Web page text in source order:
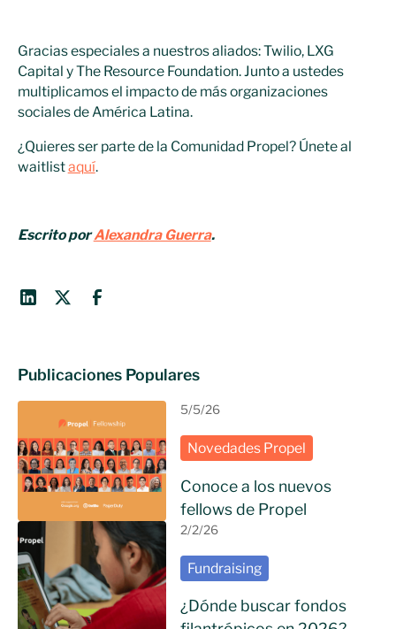
Gracias especiales a nuestros aliados: Twilio, LXG
Capital y The Resource Foundation. Junto a ustedes
multiplicamos el impacto de más organizaciones
sociales de América Latina.
¿Quieres ser parte de la Comunidad Propel? Únete al
waitlistaquí.
Escrito porAlexandra Guerra.
Publicaciones Populares
5/5/26
Novedades Propel
Conoce a los nuevos
fellows de Propel
2/2/26
Fundraising
¿Dónde buscar fondos